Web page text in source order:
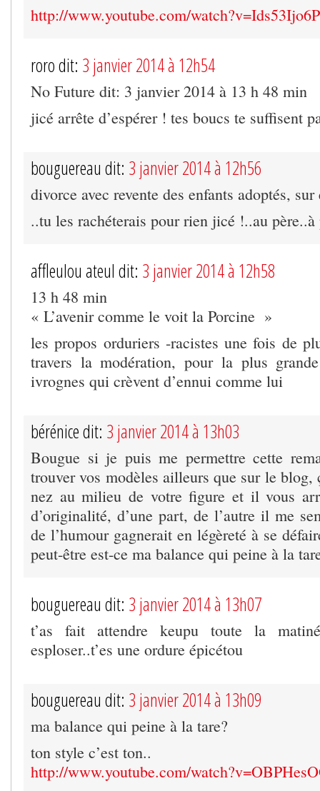
http://www.youtube.com/
roro dit: 3 janvier 2014 à 12h54
No Future dit: 3 janvier 2014 à 13 h 48 min
jicé arrête d’espérer ! tes boucs te suffisent
bouguereau dit: 3 janvier 2014 à 12h56
divorce avec revente des enfants adoptés, sur
..tu les rachéterais pour rien jicé !..au
affleulou ateul dit: 3 janvier 2014 à 12h58
13 h 48 min
« L’avenir comme le voit la Porcine »
les propos orduriers -racistes une fois de
travers la modération, pour la plus
ivrognes qui crèvent d’ennui comme lui
bérénice dit: 3 janvier 2014 à 13h03
Bougue si je puis me permettre cette
trouver vos modèles ailleurs que sur le blog,
nez au milieu de votre figure et il vous
d’originalité, d’une part, de l’autre il me
de l’humour gagnerait en légèreté à se
peut-être est-ce ma balance qui peine à la
bouguereau dit: 3 janvier 2014 à 13h07
t’as fait attendre keupu toute la
esploser..t’es une ordure épicétou
bouguereau dit: 3 janvier 2014 à 13h09
ma balance qui peine à la tare?
ton style c’est ton..
http://www.youtube.com/